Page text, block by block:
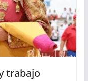
trabajo